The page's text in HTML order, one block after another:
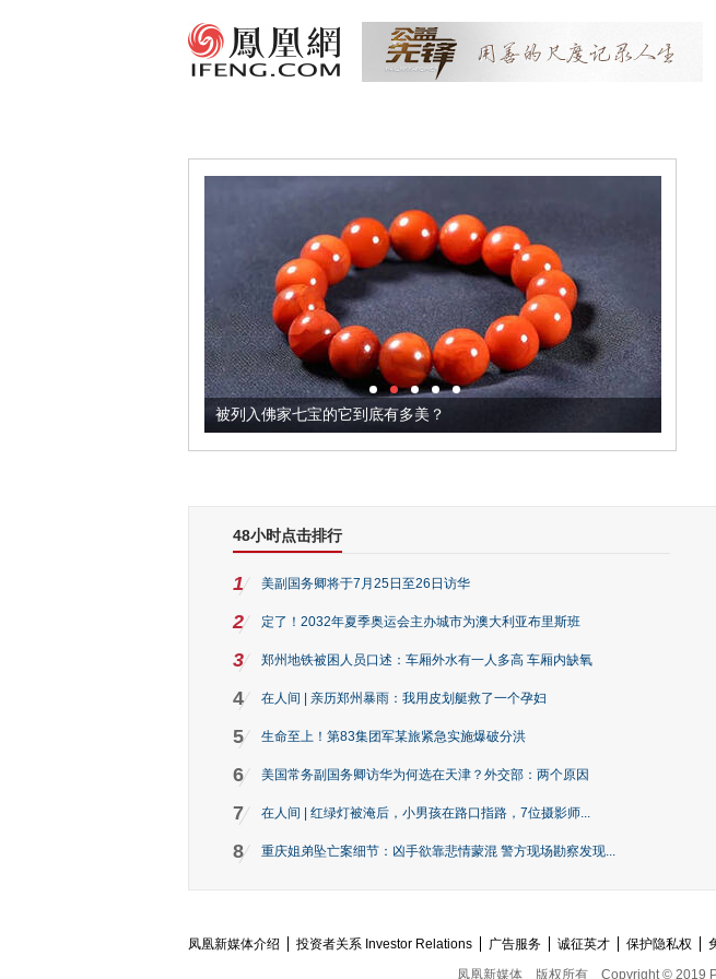
被列入佛家七宝的它到底有多美？ 这个
48小时点击排行
1 美副国务卿将于7月25日至26日访华
2 定了！2032年夏季奥运会主办城市为澳大利亚布里斯班
3 郑州地铁被困人员口述：车厢外水有一人多高 车厢内缺氧
4 在人间 | 亲历郑州暴雨：我用皮划艇救了一个孕妇
5 生命至上！第83集团军某旅紧急实施爆破分洪
6 美国常务副国务卿访华为何选在天津？外交部：两个原因
7 在人间 | 红绿灯被淹后，小男孩在路口指路，7位摄影师...
8 重庆姐弟坠亡案细节：凶手欲靠悲情蒙混 警方现场勘察发现...
凤凰新媒体介绍 投资者关系 Investor Relations 广告服务 诚征英才 保护隐私权
凤凰新媒体
版权所有 Copyright © 2019